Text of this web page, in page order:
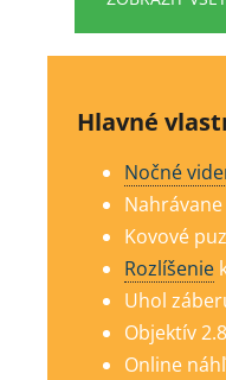
Hlavné
Nočné
Kovové
Rozlíšenie
Uhol
Objektív
Online